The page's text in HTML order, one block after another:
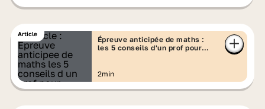
Article
Épreuve anticipée de maths :
les 5 conseils d'un prof pour
2min